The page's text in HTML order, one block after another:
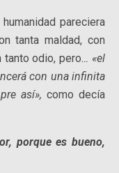
pareciera
tanta maldad, con
tanto odio, pero… «el
con una infinita
así», como decía
porque es bueno,